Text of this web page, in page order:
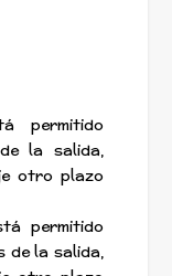
permitido
la salida,
otro plazo
permitido
de la salida,